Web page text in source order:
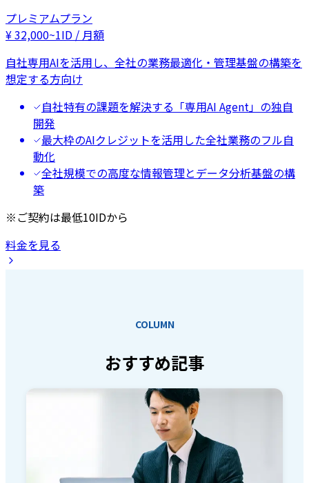
プレミアムプラン
¥32,000~1ID / 月額
自社専用AIを活用し、全社の業務最適化・管理基盤の構築を
想定する方向け
自社特有の課題を解決する「専用AI Agent」の独自
開発
最大枠のAIクレジットを活用した全社業務のフル自
動化
全社規模での高度な情報管理とデータ分析基盤の構
築
※ご契約は最低10IDから
料金を見る
COLUMN
おすすめ記事